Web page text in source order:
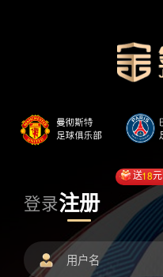
登录注册
送18元